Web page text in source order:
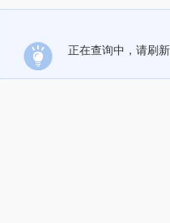
正在查询中，请刷